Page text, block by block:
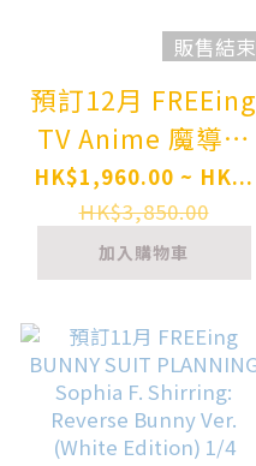
販售結束
預訂12月 FREEing
TV Anime 魔導少
年 妖精的尾巴 米
拉珍·史特勞斯
兔女郎Ver. "FAIRY
TAIL" Mirajane
Strauss: Bunny
Ver. 1/4
Complete Figure
Pre-order
HK$1,960.00 ~ HK...
HK$3,850.00
加入購物車